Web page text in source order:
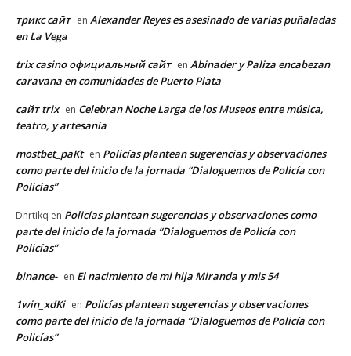
трикс сайт en Alexander Reyes es asesinado de varias puñaladas
en La Vega
trix casino официальный сайт en Abinader y Paliza encabezan
caravana en comunidades de Puerto Plata
сайт trix en Celebran Noche Larga de los Museos entre música,
teatro, y artesanía
mostbet_paKt en Policías plantean sugerencias y observaciones
como parte del inicio de la jornada “Dialoguemos de Policía con
Policías”
Dnrtikq en Policías plantean sugerencias y observaciones como
parte del inicio de la jornada “Dialoguemos de Policía con
Policías”
binance- en El nacimiento de mi hija Miranda y mis 54
1win_xdKi en Policías plantean sugerencias y observaciones
como parte del inicio de la jornada “Dialoguemos de Policía con
Policías”